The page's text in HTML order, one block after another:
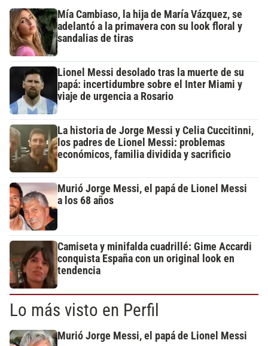
Mía Cambiaso, la hija de María Vázquez, se
adelantó a la primavera con su look floral y
sandalias de tiras
Lionel Messi desolado tras la muerte de su
papá: incertidumbre sobre el Inter Miami y
viaje de urgencia a Rosario
La historia de Jorge Messi y Celia Cuccitinni,
los padres de Lionel Messi: problemas
económicos, familia dividida y sacrificio
Murió Jorge Messi, el papá de Lionel Messi
a los 68 años
Camiseta y minifalda cuadrillé: Gime Accardi
conquista España con un original look en
tendencia
Lo más visto en Perfil
Murió Jorge Messi, el papá de Lionel Messi